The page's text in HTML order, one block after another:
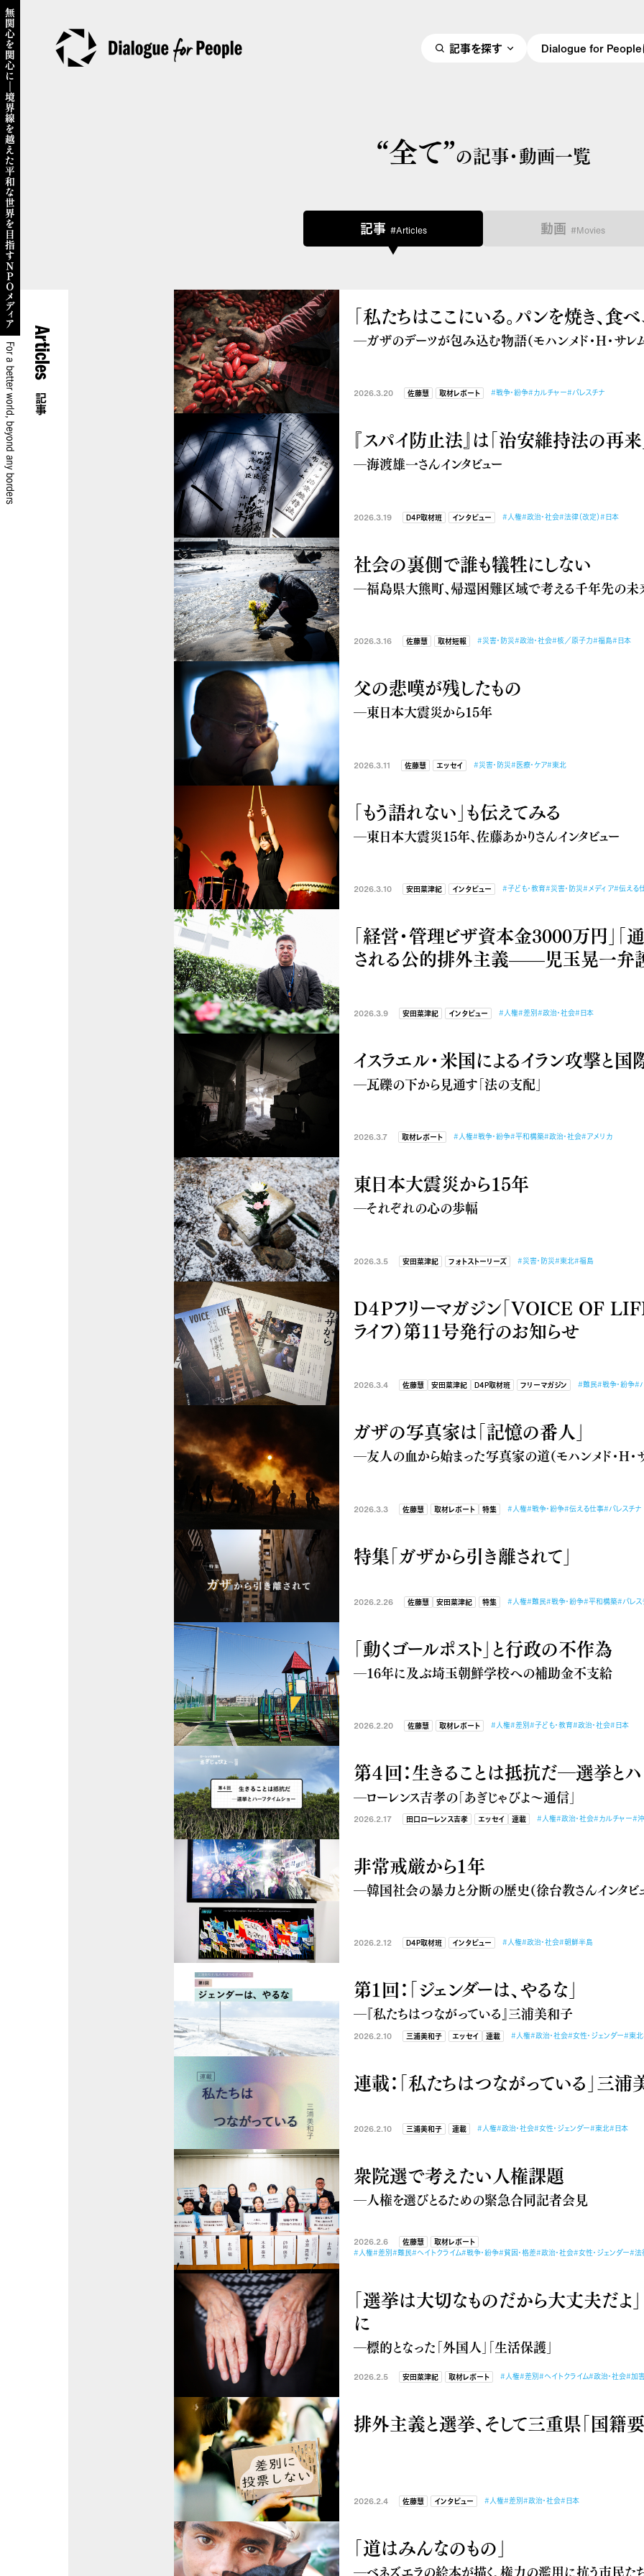
記事を探す Dialogue for People
“全て”の記事・動画一覧
記事 #Articles 動画 #Movies
Articles
記事
「私たちはここにいる。パンを焼き、食
―ガザのデーツが包み込む物語（モハンメド・H・サレ
2026.3.20 佐藤慧 取材レポート #戦争・紛争#カルチャー#パレスチナ
『スパイ防止法』は「治安維持法の再来
―海渡雄一さんインタビュー
2026.3.19 D4P取材班 インタビュー #人権#政治・社会#法律（改定）#日本
社会の裏側で誰も犠牲にしない
―福島県大熊町、帰還困難区域で考える千年先の未
2026.3.16 佐藤慧 取材短報 #災害・防災#政治・社会#核／原子力#福島#日本
父の悲嘆が残したもの
―東日本大震災から15年
2026.3.11 佐藤慧 エッセイ #災害・防災#医療・ケア#東北
「もう語れない」も伝えてみる
―東日本大震災15年、佐藤あかりさんインタビュー
2026.3.10 安田菜津紀 インタビュー #子ども・教育#災害・防災#メディア#伝える
「経営・管理ビザ資本金3000万円」「
される公的排外主義——児玉晃一弁護
2026.3.9 安田菜津紀 インタビュー #人権#差別#政治・社会#日本
イスラエル・米国によるイラン攻撃と国
―瓦礫の下から見通す「法の支配」
2026.3.7 取材レポート #人権#戦争・紛争#平和構築#政治・社会#アメリカ
東日本大震災から15年
―それぞれの心の歩幅
2026.3.5 安田菜津紀 フォトストーリーズ #災害・防災#東北#福島
D４Pフリーマガジン「VOICE OF LIFE
ライフ）第11号発行のお知らせ
2026.3.4 佐藤慧 安田菜津紀 D4P取材班 フリーマガジン #難民#戦争・紛争#
ガザの写真家は「記憶の番人」
―友人の血から始まった写真家の道（モハンメド・H・
2026.3.3 佐藤慧 取材レポート 特集 #人権#戦争・紛争#伝える仕事#パレスチナ
特集「ガザから引き離されて」
2026.2.26 佐藤慧 安田菜津紀 特集 #人権#難民#戦争・紛争#平和構築#パレス
「動くゴールポスト」と行政の不作為
―16年に及ぶ埼玉朝鮮学校への補助金不支給
2026.2.20 佐藤慧 取材レポート #人権#差別#子ども・教育#政治・社会#日本
第４回：生きることは抵抗だ―選挙とハ
―ローレンス吉孝の「あぎじゃびよ〜通信」
2026.2.17 田口ローレンス吉孝 エッセイ 連載 #人権#政治・社会#カルチャー#
非常戒厳から１年
―韓国社会の暴力と分断の歴史（徐台教さんインタビ
2026.2.12 D4P取材班 インタビュー #人権#政治・社会#朝鮮半島
第１回：「ジェンダーは、やるな」
―『私たちはつながっている』三浦美和子
2026.2.10 三浦美和子 エッセイ 連載 #人権#政治・社会#女性・ジェンダー#東北
連載：「私たちはつながっている」三
2026.2.10 三浦美和子 連載 #人権#政治・社会#女性・ジェンダー#東北#日本
衆院選で考えたい人権課題
―人権を選びとるための緊急合同記者会見
2026.2.6 佐藤慧
取材レポート
#人権#差別#難民#ヘイトクライム#戦争・紛争#貧困・格差#政治・社会#女性・ジェンダー#法
「選挙は大切なものだから大丈夫だよ
に
―標的となった「外国人」「生活保護」
2026.2.5 安田菜津紀 取材レポート #人権#差別#ヘイトクライム#政治・社会#加
排外主義と選挙、そして三重県「国籍
2026.2.4 佐藤慧 インタビュー #人権#差別#政治・社会#日本
「道はみんなのもの」
―ベネズエラの絵本が描く、権力の濫用に抗う市民た